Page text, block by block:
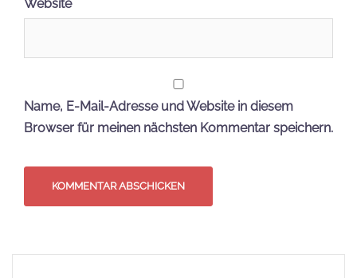
Website
Name, E-Mail-Adresse und Website in diesem
Browser für meinen nächsten Kommentar speichern.